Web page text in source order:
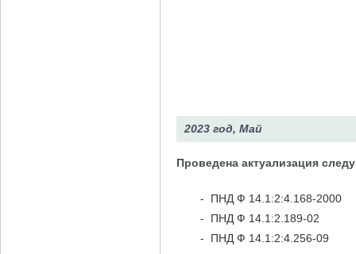
2023 год, Май
Проведена актуализация
- ПНД Ф 14.1:2:4.168-2000
- ПНД Ф 14.1:2.189-02
- ПНД Ф 14.1:2:4.256-09